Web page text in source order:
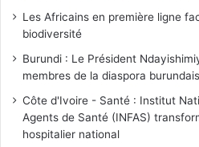
Les Africains en première ligne
biodiversité
Burundi : Le Président
membres de la diaspora
Côte d'Ivoire - Santé : Institut
Agents de Santé (INFAS)
hospitalier national